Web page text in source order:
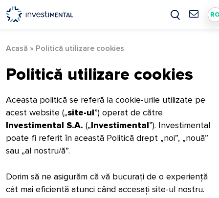
Skip
to
content
Acasă » Politică utilizare cookies
Politică utilizare cookies
Aceasta politică se referă la cookie-urile utilizate pe
acest website („site-ul”) operat de către
Investimental S.A. („Investimental”). Investimental
poate fi referit în această Politică drept „noi”, „nouă”
sau „al nostru/ă”.
Dorim să ne asigurăm că vă bucurați de o experiență
cât mai eficientă atunci când accesați site-ul nostru.